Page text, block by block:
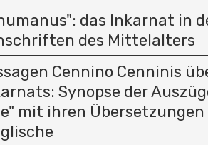
das Inkarnat in
des Mittelalters
Cennino Cenninis
Synopse der
mit ihren